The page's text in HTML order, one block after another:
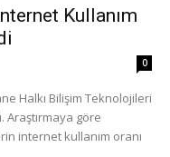
Kullanım
0
Halkı Bilişim Teknolojileri
Araştırmaya göre
internet kullanım oranı